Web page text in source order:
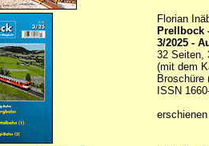
Florian
Prellbock
3/2025 -
32 Seiten,
(mit dem
Broschüre
ISSN